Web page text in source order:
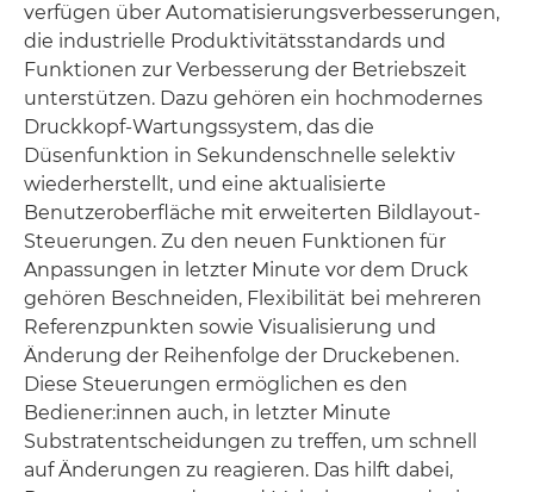
verfügen über Automatisierungsverbesserungen,
die industrielle Produktivitätsstandards und
Funktionen zur Verbesserung der Betriebszeit
unterstützen. Dazu gehören ein hochmodernes
Druckkopf-Wartungssystem, das die
Düsenfunktion in Sekundenschnelle selektiv
wiederherstellt, und eine aktualisierte
Benutzeroberfläche mit erweiterten Bildlayout-
Steuerungen. Zu den neuen Funktionen für
Anpassungen in letzter Minute vor dem Druck
gehören Beschneiden, Flexibilität bei mehreren
Referenzpunkten sowie Visualisierung und
Änderung der Reihenfolge der Druckebenen.
Diese Steuerungen ermöglichen es den
Bediener:innen auch, in letzter Minute
Substratentscheidungen zu treffen, um schnell
auf Änderungen zu reagieren. Das hilft dabei,